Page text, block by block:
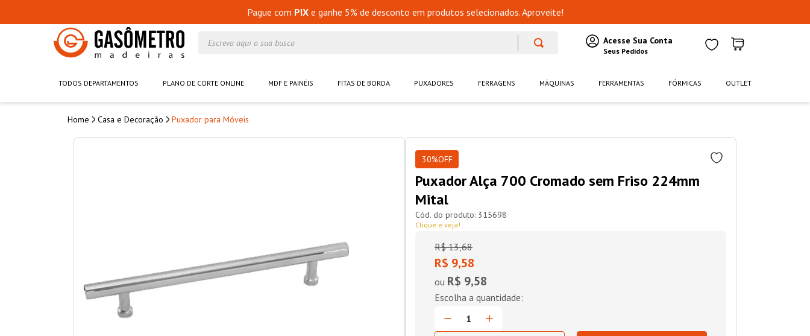
Pague com PIXe ganhe 5% de desconto em produtos selecionados. Aproveite!
TODOS DEPARTAMENTOS PLANO DE CORTE ONLINE MDF E PAINÉIS FITAS DE BORDA PUXADORES FERRAGENS MÁQUINAS FERRAMENTAS FÓRMICAS OUTLET
Casa e Decoração Puxador para Móveis
30%OFF
Puxador Alça 700 Cromado sem Friso 224mm
Mital
315698
Clique e veja!
R$ 13,68
R$ 9,58
ou R$ 9,58